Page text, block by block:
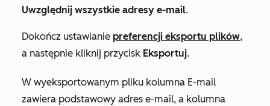
Uwzględnij wszystkie adresy e-mail.
Dokończ ustawianie preferencji eksportu plików,
a następnie kliknij przycisk Eksportuj.
W wyeksportowanym pliku kolumna E-mail
zawiera podstawowy adres e-mail, a kolumna